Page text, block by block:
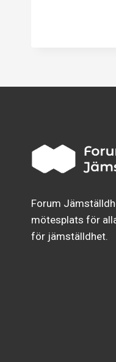
Forum
mötesplats för
för jämställdhet.